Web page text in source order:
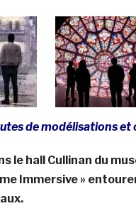
de modélisations
le hall Cullinan du
Immersive »